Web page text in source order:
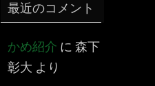
最近のコメント
かめ紹介 に 森下
彰大 より